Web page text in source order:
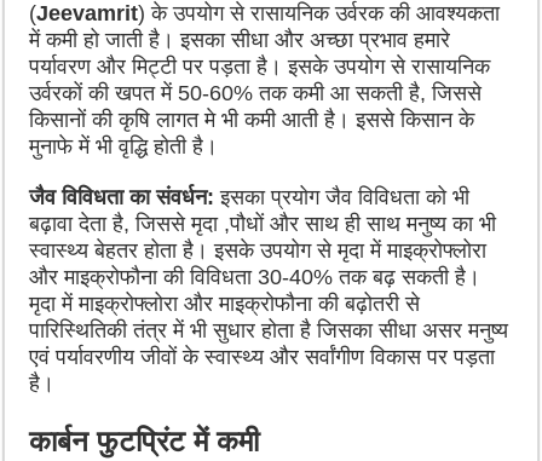
(Jeevamrit) के उपयोग से रासायनिक उर्वरक की आवश्यकता
में कमी हो जाती है। इसका सीधा और अच्छा प्रभाव हमारे
पर्यावरण और मिट्टी पर पड़ता है। इसके उपयोग से रासायनिक
उर्वरकों की खपत में 50-60% तक कमी आ सकती है, जिससे
किसानों की कृषि लागत मे भी कमी आती है। इससे किसान के
मुनाफे में भी वृद्धि होती है।
जैव विविधता का संवर्धन: इसका प्रयोग जैव विविधता को भी
बढ़ावा देता है, जिससे मृदा ,पौधों और साथ ही साथ मनुष्य का भी
स्वास्थ्य बेहतर होता है। इसके उपयोग से मृदा में माइक्रोफ्लोरा
और माइक्रोफौना की विविधता 30-40% तक बढ़ सकती है।
मृदा में माइक्रोफ्लोरा और माइक्रोफौना की बढ़ोतरी से
पारिस्थितिकी तंत्र में भी सुधार होता है जिसका सीधा असर मनुष्य
एवं पर्यावरणीय जीवों के स्वास्थ्य और सर्वांगीण विकास पर पड़ता
है।
कार्बन फुटप्रिंट में कमी